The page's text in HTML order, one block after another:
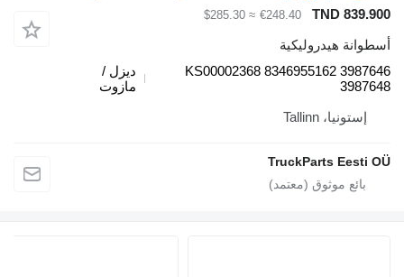
TND
€248.40
≈ $285.30
هيدروليكية
KS00002368 8346955162
ديزل /
مازوت
إستونيا، Tallinn
TruckParts Eesti